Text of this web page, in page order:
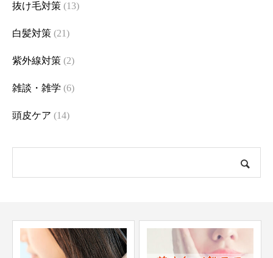
抜け毛対策 (13)
白髪対策 (21)
紫外線対策 (2)
雑談・雑学 (6)
頭皮ケア (14)